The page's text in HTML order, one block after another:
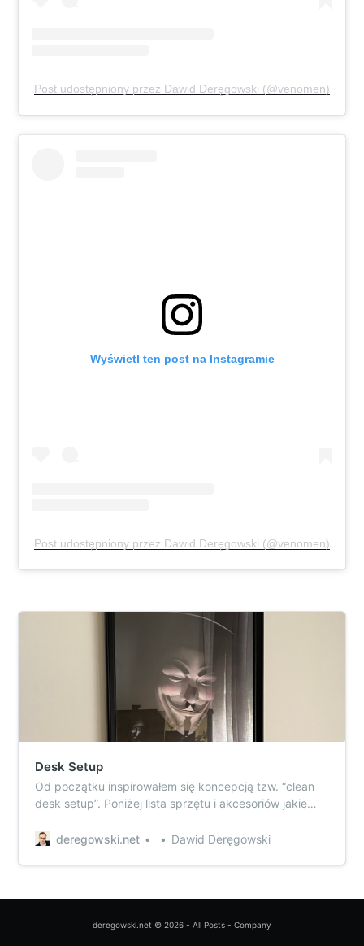
Post udostępniony przez Dawid Deręgowski (@venomen)
Wyświetl ten post na Instagramie
Post udostępniony przez Dawid Deręgowski (@venomen)
Desk Setup
Od początku inspirowałem się koncepcją tzw. “clean
desk setup”. Poniżej lista sprzętu i akcesoriów jakie
oraz aktualizacje.
deregowski.net Dawid Deręgowski
deregowski.net © 2026 - All Posts - Company